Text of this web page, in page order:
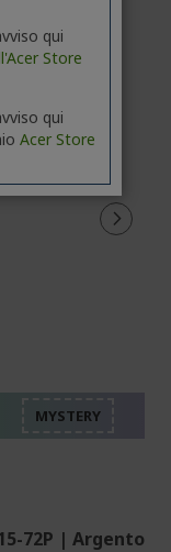
72P | Argento
qui
Store
qui
Acer Store